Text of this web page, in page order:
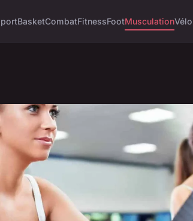
BasketCombatFitnessFootMusculationVélo